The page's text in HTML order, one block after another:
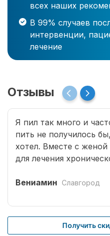
всех наших
В 99% случаев
интервенции,
лечение
Отзывы
Я пил так много и
пить не получилось
хотел. Вместе с
для лечения
сроком на три года.
лечение. Врачом
несколько начальных
для меня. Я завязал с
Вениамин Славгород
Получить